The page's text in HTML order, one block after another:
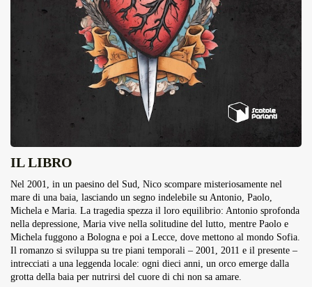
IL LIBRO
Nel 2001, in un paesino del Sud, Nico scompare misteriosamente nel
mare di una baia, lasciando un segno indelebile su Antonio, Paolo,
Michela e Maria. La tragedia spezza il loro equilibrio: Antonio sprofonda
nella depressione, Maria vive nella solitudine del lutto, mentre Paolo e
Michela fuggono a Bologna e poi a Lecce, dove mettono al mondo Sofia.
Il romanzo si sviluppa su tre piani temporali – 2001, 2011 e il presente –
intrecciati a una leggenda locale: ogni dieci anni, un orco emerge dalla
grotta della baia per nutrirsi del cuore di chi non sa amare.